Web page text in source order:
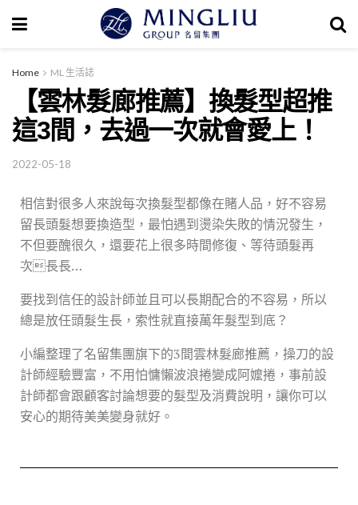
Home ML 生活誌
【雲林髮廊推薦】換髮型超推
這3間，去過一次就會愛上！
2022-05-18
相信對很多人來說每次換髮型都像在賭人品， 好不容易
留長頭髮想要換造型，最怕遇到燙染失敗的情況發生，
不但要醜很久，還要花上很多時間修復、等待頭髮再
次長長…
要找到信任的設計師並且可以長期配合的不容易，所以
總是放任頭髮生長，索性就直接萬年髮型到底？
小編整理了名留集團旗下的3間雲林髮廊推薦，操刀的設
計師經驗豐富，不用怕慵懶波浪捲變成阿嬤捲 ，事前設
計師都會跟顧客討論想要的髮型及消費說明，讓你可以
安心的期待美美變身就好。